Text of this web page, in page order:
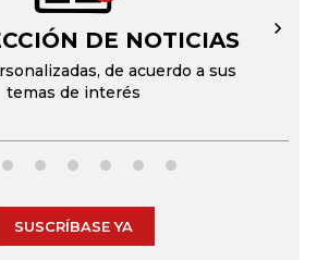
DE NOTICIAS
de acuerdo a sus
temas de interés
→
SUSCRÍBASE YA